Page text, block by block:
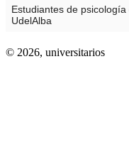
© 2026, universitarios